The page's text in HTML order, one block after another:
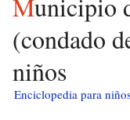
(condado
niños
Enciclopedia para